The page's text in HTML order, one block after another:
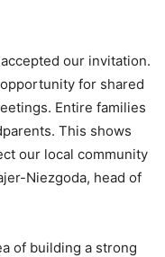
our invitation.
for shared
Entire families
This shows
our local community
Niezgoda, head of
of building a strong